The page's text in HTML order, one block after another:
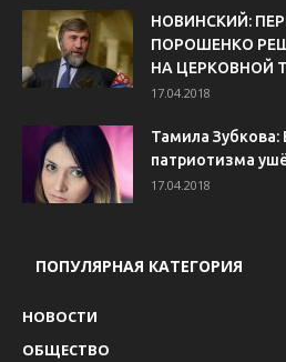
НОВИНСКИЙ:
ПОРОШЕНКО
НА ЦЕРКОВНОЙ
17.04.2018
Тамила Зубкова:
патриотизма
17.04.2018
ПОПУЛЯРНАЯ КАТЕГОРИЯ
НОВОСТИ
ОБЩЕСТВО